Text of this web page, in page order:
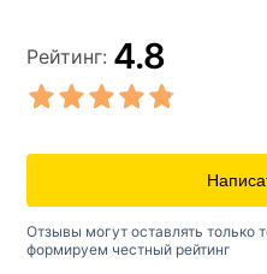
Рейтинг: 4.8
Отзывы могут оставлять только
формируем честный рейтинг